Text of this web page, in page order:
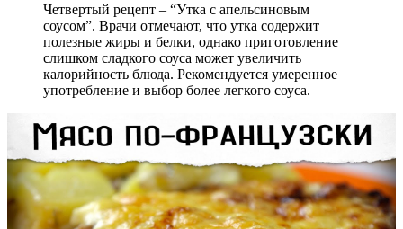
Четвертый рецепт – “Утка с апельсиновым
соусом”. Врачи отмечают, что утка содержит
полезные жиры и белки, однако приготовление
слишком сладкого соуса может увеличить
калорийность блюда. Рекомендуется умеренное
употребление и выбор более легкого соуса.